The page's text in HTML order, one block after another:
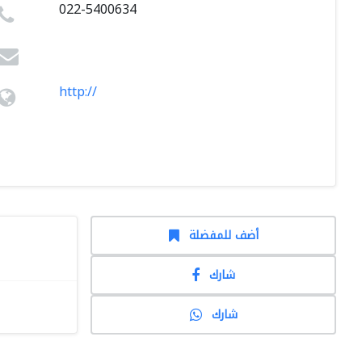
022-5400634
http://
أضف للمفضلة
شارك
شارك